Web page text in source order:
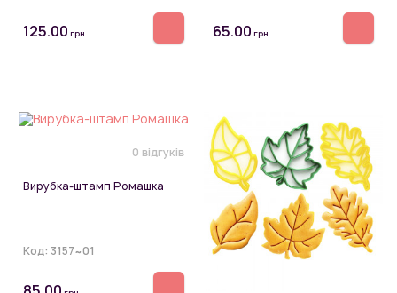
125.00 грн 65.00 грн
0 відгуків
Вирубка-штамп Ромашка
Код: 3157~01